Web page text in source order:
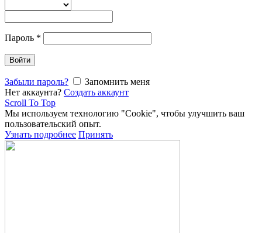
Пароль *
Войти
Забыли пароль?
Запомнить меня
Нет аккаунта? Создать аккаунт
Scroll To Top
Мы используем технологию "Cookie", чтобы улучшить ваш
пользовательский опыт.
Узнать подробнее Принять